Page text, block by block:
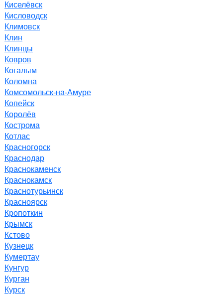
Киселёвск
Кисловодск
Климовск
Клин
Клинцы
Ковров
Когалым
Коломна
Комсомольск-на-Амуре
Копейск
Королёв
Кострома
Котлас
Красногорск
Краснодар
Краснокаменск
Краснокамск
Краснотурьинск
Красноярск
Кропоткин
Крымск
Кстово
Кузнецк
Кумертау
Кунгур
Курган
Курск